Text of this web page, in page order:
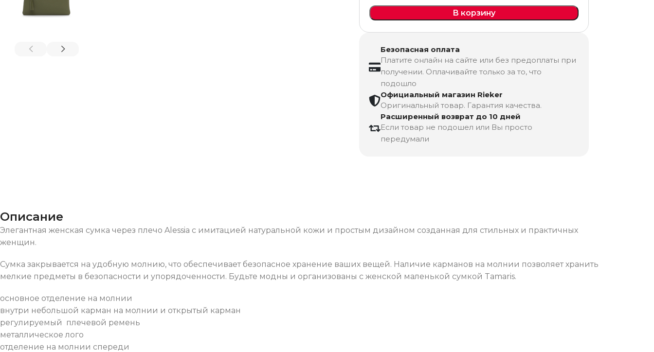
В корзину
Безопасная оплата
Платите онлайн на сайте или без предоплаты при
получении. Оплачивайте только за то, что
подошло
Официальный магазин Rieker
Оригинальный товар. Гарантия качества.
Расширенный возврат до 10 дней
Если товар не подошел или Вы просто
передумали
Описание
Элегантная женская сумка через плечо Alessia с имитацией натуральной кожи и простым дизайном созданная для стильных и практичных
женщин.
Сумка закрывается на удобную молнию, что обеспечивает безопасное хранение ваших вещей. Наличие карманов на молнии позволяет хранить
мелкие предметы в безопасности и упорядоченности. Будьте модны и организованы с женской маленькой сумкой Tamaris.
основное отделение на молнии
внутри небольшой карман на молнии и открытый карман
регулируемый плечевой ремень
металлическое лого
отделение на молнии спереди